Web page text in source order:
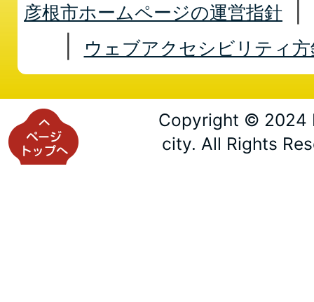
彦根市ホームページの運営指針
ウェブアクセシビリティ方
Copyright © 2024
city. All Rights